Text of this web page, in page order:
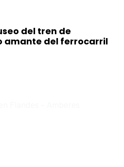
del tren de
amante del ferrocarril